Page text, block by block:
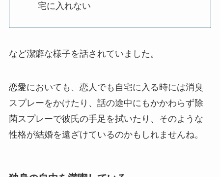
宅に入れない
など潔癖な様子を話されていました。
恋愛においても、恋人でも自宅に入る時には消臭
スプレーをかけたり、話の途中にもかかわらず除
菌スプレーで彼氏の手足を拭いたり、そのような
性格が結婚を遠ざけているのかもしれませんね。